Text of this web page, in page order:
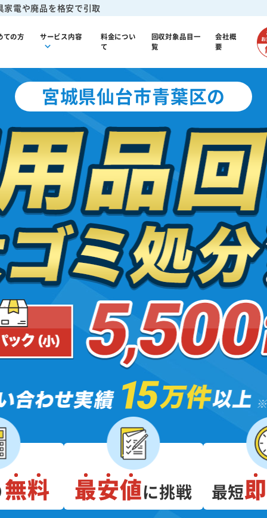
家電や廃品を格安で引取
ての方 サービス内容
料金につい
て
回収対象品目一
覧
会社概
要
宮城県仙台市青葉区の
無料 最安値に挑戦 最短